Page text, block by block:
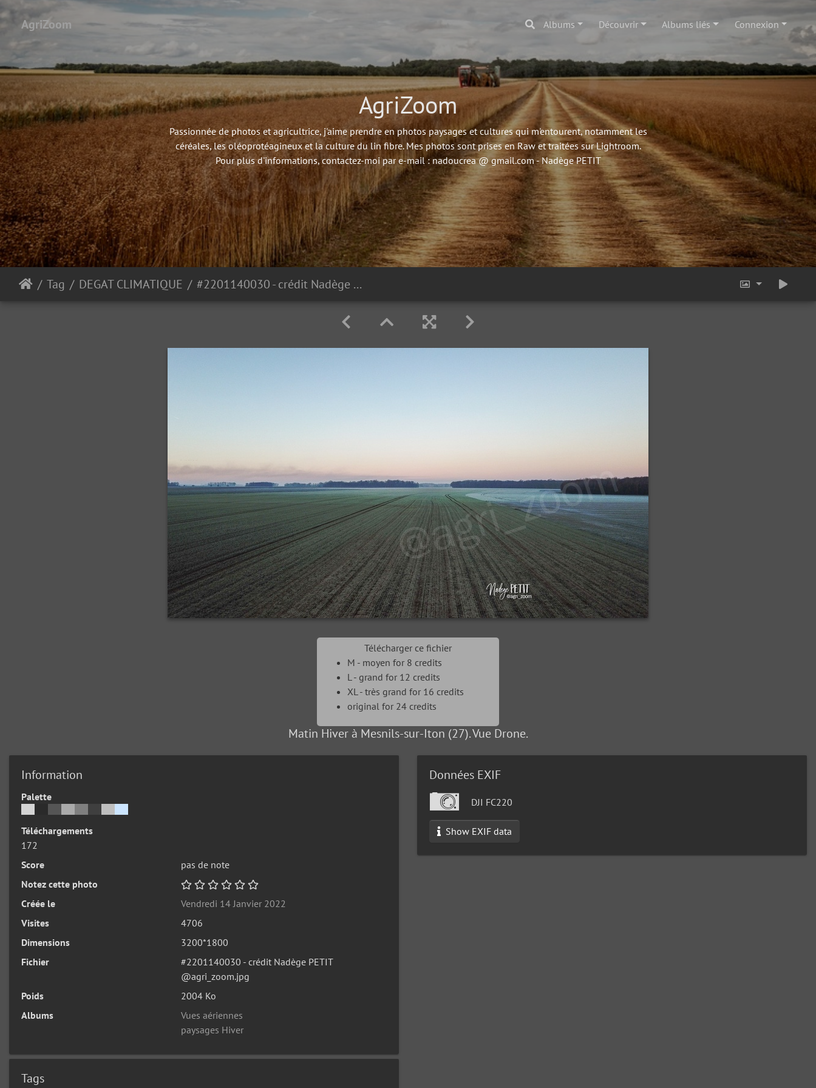
AgriZoom Albums Découvrir Albums liés Connexion
AgriZoom
Passionnée de photos et agricultrice, j'aime prendre en photos paysages et cultures qui m'entourent, notamment les
céréales, les oléoprotéagineux et la culture du lin fibre. Mes photos sont prises en Raw et traitées sur Lightroom.
Pour plus d'informations, contactez-moi par e-mail : nadoucrea @ gmail.com - Nadège PETIT
Tag DEGAT CLIMATIQUE #2201140030 - crédit Nadège PETIT @agri zoom
Télécharger ce fichier
M - moyen for 8 credits
L - grand for 12 credits
XL - très grand for 16 credits
original for 24 credits
Matin Hiver à Mesnils-sur-Iton (27). Vue Drone.
Information
Palette
Téléchargements
172
Score
pas de note
Notez cette photo
Créée le
Vendredi 14 Janvier 2022
Visites
4706
Dimensions
3200*1800
Fichier
#2201140030 - crédit Nadège PETIT
@agri_zoom.jpg
Poids
2004 Ko
Albums
Vues aériennes
paysages Hiver
Tags
Données EXIF
DJI FC220
Show EXIF data